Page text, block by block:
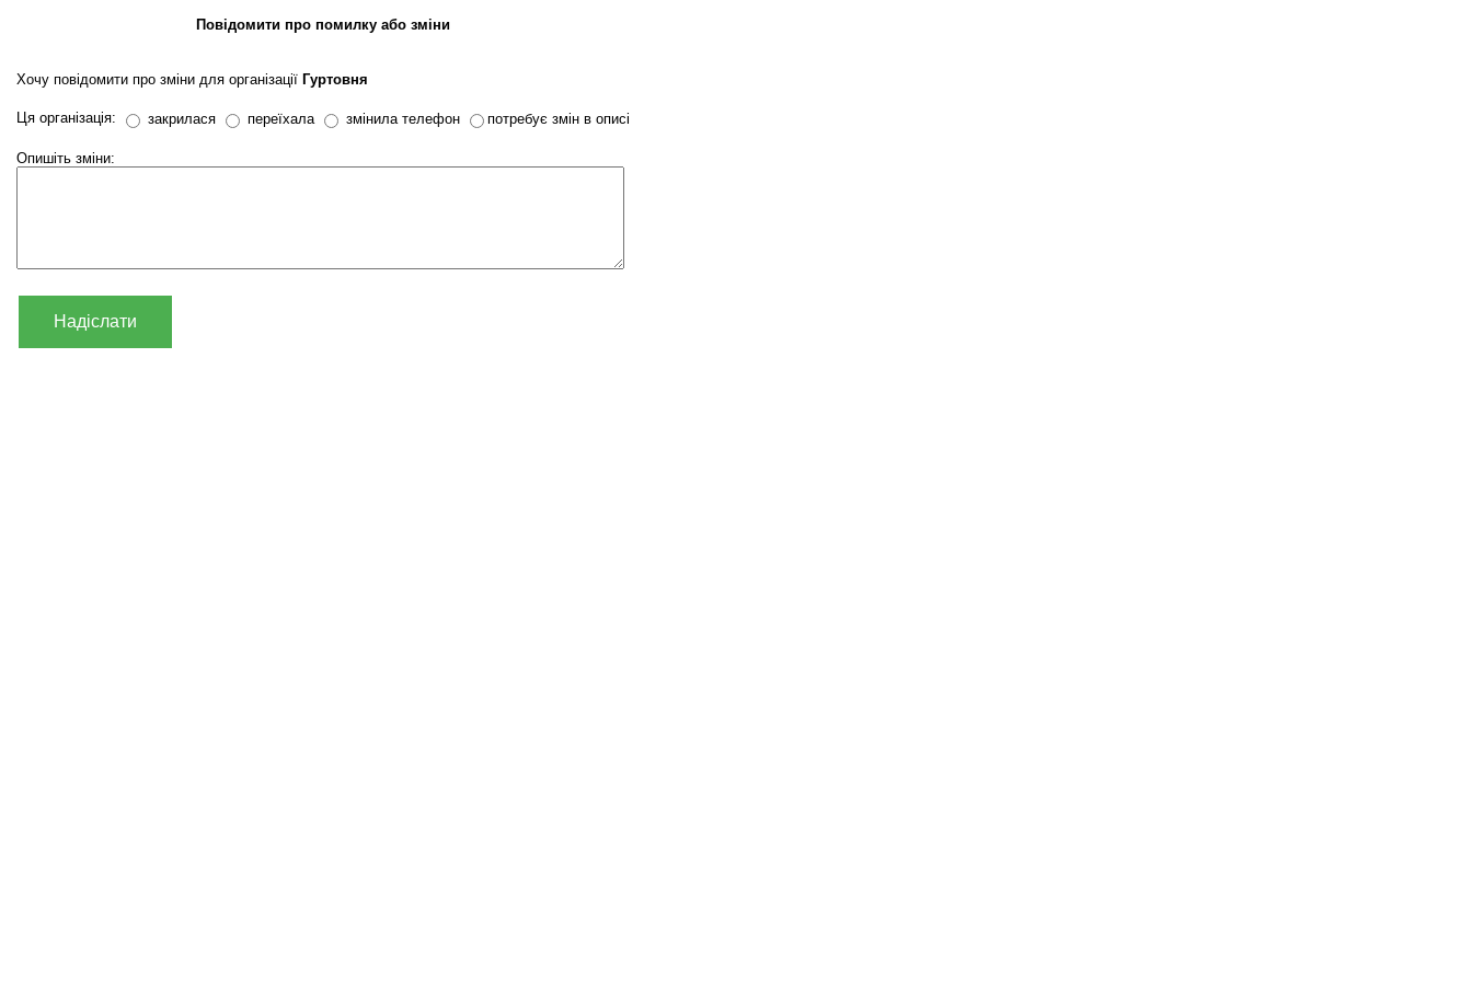
Повідомити про помилку або зміни
Хочу повідомити про зміни для організації Гуртовня
Ця організація: закрилася переїхала змінила телефон потребує змін в описі
Опишіть зміни:
Надіслати